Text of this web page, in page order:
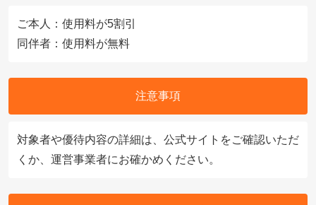
ご本人：使用料が5割引
同伴者：使用料が無料
注意事項
対象者や優待内容の詳細は、公式サイトをご確認いただ
くか、運営事業者にお確かめください。